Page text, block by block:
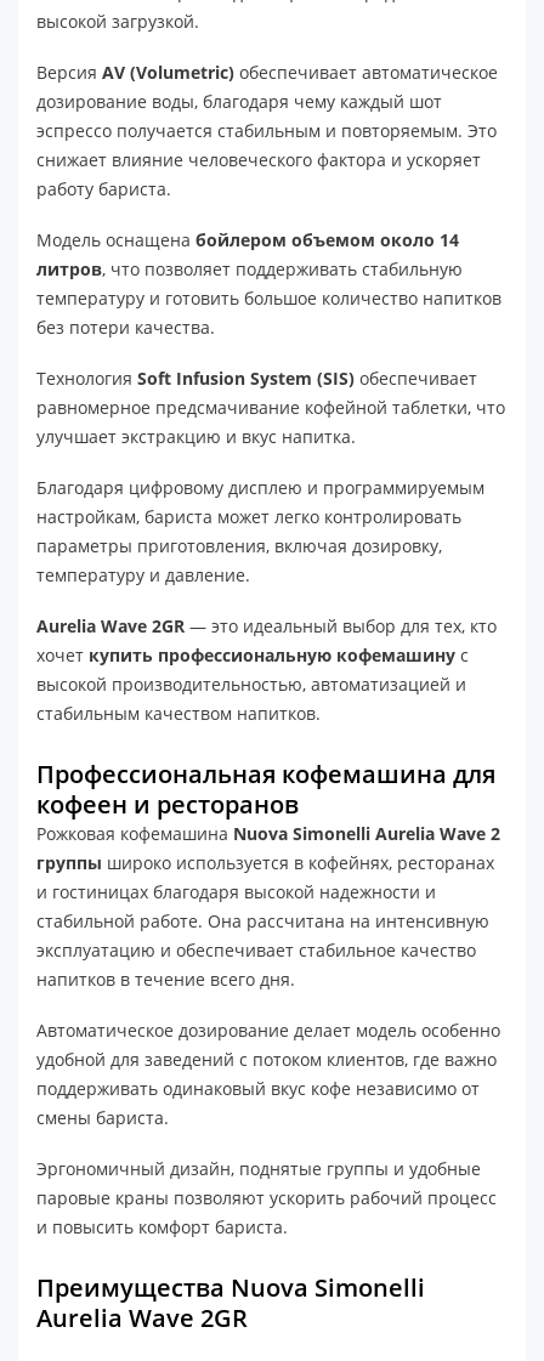
высокой загрузкой.
Версия AV (Volumetric) обеспечивает автоматическое
дозирование воды, благодаря чему каждый шот
эспрессо получается стабильным и повторяемым. Это
снижает влияние человеческого фактора и ускоряет
работу бариста.
Модель оснащена бойлером объемом около 14
литров, что позволяет поддерживать стабильную
температуру и готовить большое количество напитков
без потери качества.
Технология Soft Infusion System (SIS) обеспечивает
равномерное предсмачивание кофейной таблетки, что
улучшает экстракцию и вкус напитка.
Благодаря цифровому дисплею и программируемым
настройкам, бариста может легко контролировать
параметры приготовления, включая дозировку,
температуру и давление.
Aurelia Wave 2GR — это идеальный выбор для тех, кто
хочет купить профессиональную кофемашину с
высокой производительностью, автоматизацией и
стабильным качеством напитков.
Профессиональная кофемашина для
кофеен и ресторанов
Рожковая кофемашина Nuova Simonelli Aurelia Wave 2
группы широко используется в кофейнях, ресторанах
и гостиницах благодаря высокой надежности и
стабильной работе. Она рассчитана на интенсивную
эксплуатацию и обеспечивает стабильное качество
напитков в течение всего дня.
Автоматическое дозирование делает модель особенно
удобной для заведений с потоком клиентов, где важно
поддерживать одинаковый вкус кофе независимо от
смены бариста.
Эргономичный дизайн, поднятые группы и удобные
паровые краны позволяют ускорить рабочий процесс
и повысить комфорт бариста.
Преимущества Nuova Simonelli
Aurelia Wave 2GR